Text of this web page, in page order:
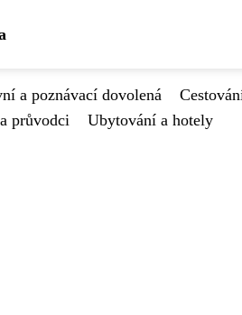
a poznávací dovolená
průvodci
Ubytování a hotely